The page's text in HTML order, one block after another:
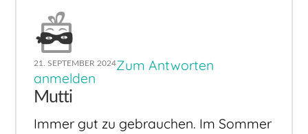
21. SEPTEMBER 2024Zum Antworten
anmelden
Mutti
Immer gut zu gebrauchen. Im Sommer